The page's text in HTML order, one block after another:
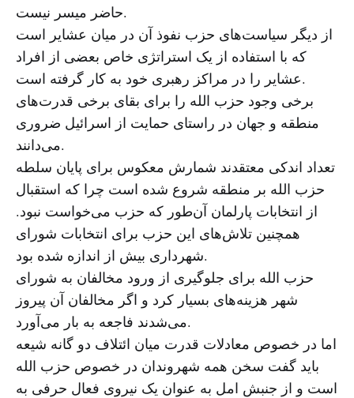
حاضر میسر نیست.
از دیگر سیاست‌های حزب نفوذ آن در میان عشایر است
که با استفاده از یک استراتژی خاص بعضی از افراد
عشایر را در مراکز رهبری خود به کار گرفته است.
برخی وجود حزب الله را برای بقای برخی قدرت‌های
منطقه و جهان در راستای حمایت از اسرائیل ضروری
می‌دانند.
تعداد اندکی معتقدند شمارش معکوس برای پایان سلطه
حزب الله بر منطقه شروع شده است چرا که استقبال
از انتخابات پارلمان آن‌طور که حزب می‌خواست نبود.
همچنین تلاش‌های این حزب برای انتخابات شورای
شهرداری بیش از اندازه شده بود.
حزب الله برای جلوگیری از ورود مخالفان به شورای
شهر هزینه‌های بسیار کرد و اگر مخالفان آن پیروز
می‌شدند فاجعه به بار می‌آورد.
اما در خصوص معادلات قدرت میان ائتلاف دو گانه شیعه
باید گفت سخن همه شهروندان در خصوص حزب الله
است و از جنبش امل به عنوان یک نیروی فعال حرفی به